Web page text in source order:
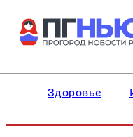
Здоровье